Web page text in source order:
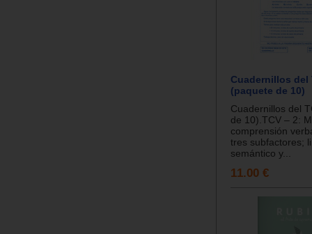
Cuadernillos del
(paquete de 10)
Cuadernillos del
de 10).TCV – 2:
comprensión
tres subfactores;
semántico y...
11.00 €